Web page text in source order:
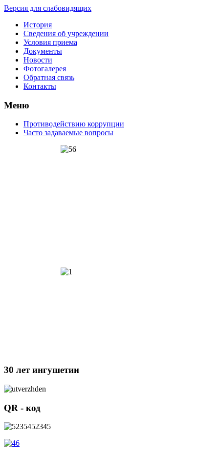
Версия для слабовидящих
История
Сведения об учреждении
Условия приема
Документы
Новости
Фотогалерея
Обратная связь
Контакты
Меню
Противодействию коррупции
Часто задаваемые вопросы
30 лет ингушетии
QR - код